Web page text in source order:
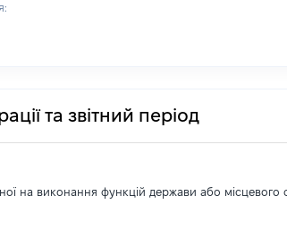
та звітний період
на виконання функцій держави або